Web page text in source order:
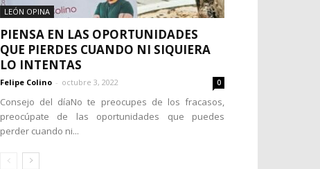
LEÓN OPINA
PIENSA EN LAS OPORTUNIDADES
QUE PIERDES CUANDO NI SIQUIERA
LO INTENTAS
Felipe Colino - octubre 3, 2022 0
Consejo del díaNo te preocupes de los fracasos,
preocúpate de las oportunidades que puedes
perder cuando ni...